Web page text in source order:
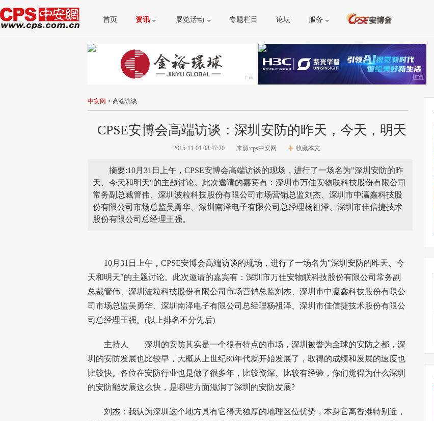
首页 资讯 展览活动 专题栏目 论坛 服务
中安网 > 高端访谈
CPSE安博会高端访谈：深圳安防的昨天，今天，明天
2015-11-01 08:47:20 来源:cps中安网 收藏本文
摘要:10月31日上午，CPSE安博会高端访谈的现场，进行了一场名为"深圳安防的昨
天、今天和明天"的主题讨论。此次邀请的嘉宾有：深圳市万佳安物联科技股份有限公司
常务副总裁管伟、深圳波粒科技股份有限公司市场营销总监刘杰、深圳市中瀛鑫科技股
份有限公司市场总监吴勇华、深圳南泽电子有限公司总经理杨祖泽、深圳市佳信捷技术
股份有限公司总经理王强。
10月31日上午，CPSE安博会高端访谈的现场，进行了一场名为"深圳 安防的昨天、今
天和明天"的主题讨论。此次邀请的嘉宾有：深圳市万佳安物联科技股份有限公司常务副
总裁管伟、深圳波粒科技股份有限公司市场营销总监刘杰、深圳市中瀛鑫科技股份有限公
司市场总监吴勇华、深圳南泽电子有限公司总经理杨祖泽、深圳市佳信捷技术股份有限公
司总经理王强。(以上排名不分先后)
主持人 深圳的安防其实是一个很有特点的市场，深圳被誉为全球的安防之都，深
圳的安防发展也比较早，大概从上世纪80年代就开始发展了，取得的成绩和发展的速度也
比较快。各位在安防行业也是做了很多年，比较资深、比较有经验，你们觉得为什么深圳
的安防能发展这么快，是哪些方面滋润了深圳的安防发展?
刘杰：我认为深圳这个地方具有它得天独厚的地理区位优势，本身它离香港特别近，